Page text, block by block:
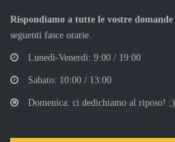
Rispondiamo a tutte le vostre domande
seguenti fasce orarie.
Lunedì-Venerdì: 9:00 / 19:00
Sabato: 10:00 / 13:00
Domenica: ci dedichiamo al riposo! ;)